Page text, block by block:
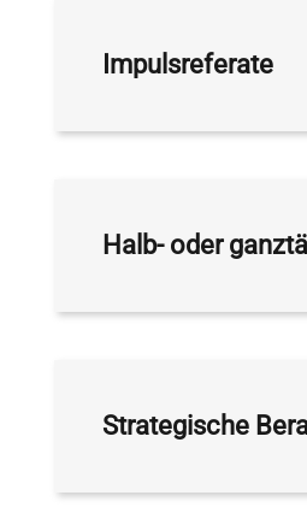
Impulsreferate
Halb- oder
Strategische